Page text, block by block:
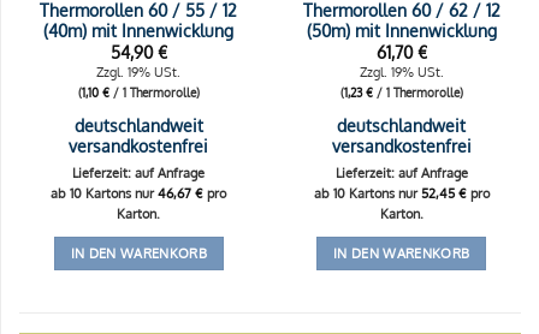
Thermorollen 60 / 55 / 12
(40m) mit Innenwicklung
54,90€
Zzgl. 19% USt.
(1,10 €/ 1 Thermorolle)
deutschlandweit
versandkostenfrei
Lieferzeit: auf Anfrage
ab 10 Kartons nur46,67€ pro
Karton.
IN DEN WARENKORB
Thermorollen 60 / 62 / 12
(50m) mit Innenwicklung
61,70€
Zzgl. 19% USt.
(1,23€/ 1 Thermorolle)
deutschlandweit
versandkostenfrei
Lieferzeit: auf Anfrage
ab 10 Kartons nur52,45 €pro
Karton.
IN DEN WARENKORB